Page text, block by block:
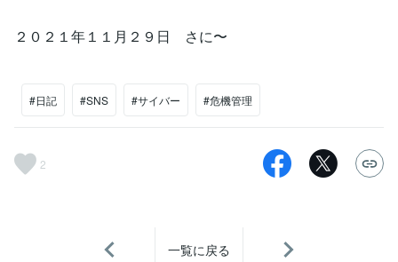
２０２１年１１月２９日 さに〜
#日記 #SNS #サイバー #危機管理
2
一覧に戻る